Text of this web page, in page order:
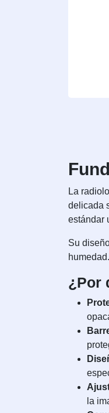
La
delicada
estándar
Su
humedad.
¿Por
la